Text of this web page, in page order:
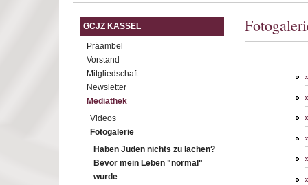
GCJZ KASSEL
Präambel
Vorstand
Mitgliedschaft
Newsletter
Mediathek
Videos
Fotogalerie
Haben Juden nichts zu lachen?
Bevor mein Leben "normal"
wurde